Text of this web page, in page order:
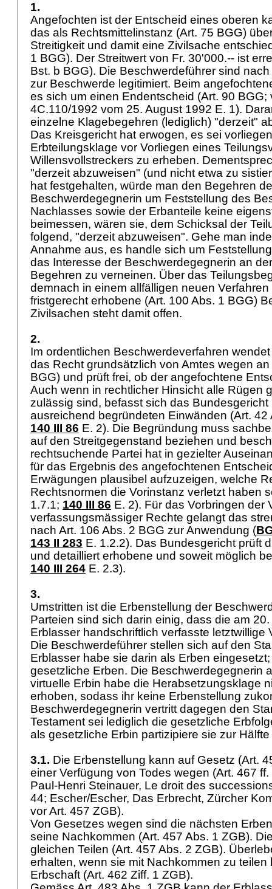
1.
Angefochten ist der Entscheid eines oberen
das als Rechtsmittelinstanz (Art. 75 BGG)
Streitigkeit und damit eine Zivilsache
1 BGG). Der Streitwert von Fr. 30'000.-- ist
Bst. b BGG). Die Beschwerdeführer sind nach
zur Beschwerde legitimiert. Beim
es sich um einen Endentscheid (Art. 90 BGG;
4C.110/1992 vom 25. August 1992 E. 1).
einzelne Klagebegehren (lediglich) "derzeit"
Das Kreisgericht hat erwogen, es sei
Erbteilungsklage vor Vorliegen eines
Willensvollstreckers zu erheben.
"derzeit abzuweisen" (und nicht etwa zu
hat festgehalten, würde man den Begehren
Beschwerdegegnerin um Feststellung des
Nachlasses sowie der Erbanteile keine
beimessen, wären sie, dem Schicksal der
folgend, "derzeit abzuweisen". Gehe man
Annahme aus, es handle sich um
das Interesse der Beschwerdegegnerin an
Begehren zu verneinen. Über das
demnach in einem allfälligen neuen
fristgerecht erhobene (Art. 100 Abs. 1 BGG)
Zivilsachen steht damit offen.
2.
Im ordentlichen Beschwerdeverfahren
das Recht grundsätzlich von Amtes wegen an
BGG) und prüft frei, ob der angefochtene
Auch wenn in rechtlicher Hinsicht alle Rügen
zulässig sind, befasst sich das Bundesgericht
ausreichend begründeten Einwänden (Art. 42
140 III 86 E. 2). Die Begründung muss
auf den Streitgegenstand beziehen und
rechtsuchende Partei hat in gezielter
für das Ergebnis des angefochtenen
Erwägungen plausibel aufzuzeigen, welche
Rechtsnormen die Vorinstanz verletzt haben
1.7.1; 140 III 86 E. 2). Für das Vorbringen der
verfassungsmässiger Rechte gelangt das
nach Art. 106 Abs. 2 BGG zur Anwendung (
143 II 283 E. 1.2.2). Das Bundesgericht prüft
und detailliert erhobene und soweit möglich
140 III 264 E. 2.3).
3.
Umstritten ist die Erbenstellung der
Parteien sind sich darin einig, dass die am
Erblasser handschriftlich verfasste letztwillige
Die Beschwerdeführer stellen sich auf den
Erblasser habe sie darin als Erben
gesetzliche Erben. Die Beschwerdegegnerin
virtuelle Erbin habe die Herabsetzungsklage
erhoben, sodass ihr keine Erbenstellung
Beschwerdegegnerin vertritt dagegen den
Testament sei lediglich die gesetzliche
als gesetzliche Erbin partizipiere sie zur
3.1. Die Erbenstellung kann auf Gesetz (Art.
einer Verfügung von Todes wegen (Art. 467 ff.
Paul-Henri Steinauer, Le droit des
44; Escher/Escher, Das Erbrecht, Zürcher
vorArt. 457 ZGB).
Von Gesetzes wegen sind die nächsten
seine Nachkommen (Art. 457 Abs. 1 ZGB).
gleichen Teilen (Art. 457 Abs. 2 ZGB).
erhalten, wenn sie mit Nachkommen zu teilen
Erbschaft (Art. 462 Ziff. 1 ZGB).